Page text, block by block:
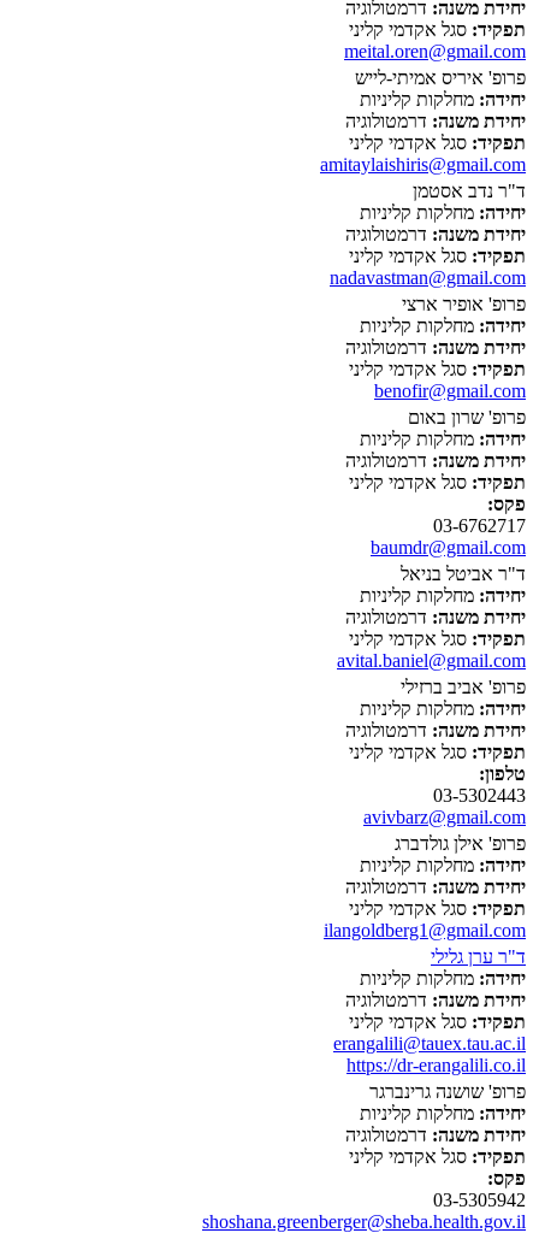
יחידת משנה: דרמטולוגיה
תפקיד: סגל אקדמי קליני
meital.oren@gmail.com
פרופ' איריס אמיתי-לייש
יחידה: מחלקות קליניות
יחידת משנה: דרמטולוגיה
תפקיד: סגל אקדמי קליני
amitaylaishiris@gmail.com
ד"ר נדב אסטמן
יחידה: מחלקות קליניות
יחידת משנה: דרמטולוגיה
תפקיד: סגל אקדמי קליני
nadavastman@gmail.com
פרופ' אופיר ארצי
יחידה: מחלקות קליניות
יחידת משנה: דרמטולוגיה
תפקיד: סגל אקדמי קליני
benofir@gmail.com
פרופ' שרון באום
יחידה: מחלקות קליניות
יחידת משנה: דרמטולוגיה
תפקיד: סגל אקדמי קליני
פקס:
03-6762717
baumdr@gmail.com
ד"ר אביטל בניאל
יחידה: מחלקות קליניות
יחידת משנה: דרמטולוגיה
תפקיד: סגל אקדמי קליני
avital.baniel@gmail.com
פרופ' אביב ברזילי
יחידה: מחלקות קליניות
יחידת משנה: דרמטולוגיה
תפקיד: סגל אקדמי קליני
טלפון:
03-5302443
avivbarz@gmail.com
פרופ' אילן גולדברג
יחידה: מחלקות קליניות
יחידת משנה: דרמטולוגיה
תפקיד: סגל אקדמי קליני
ilangoldberg1@gmail.com
ד"ר ערן גלילי
יחידה: מחלקות קליניות
יחידת משנה: דרמטולוגיה
תפקיד: סגל אקדמי קליני
erangalili@tauex.tau.ac.il
https://dr-erangalili.co.il
פרופ' שושנה גרינברגר
יחידה: מחלקות קליניות
יחידת משנה: דרמטולוגיה
תפקיד: סגל אקדמי קליני
פקס:
03-5305942
shoshana.greenberger@sheba.health.gov.il